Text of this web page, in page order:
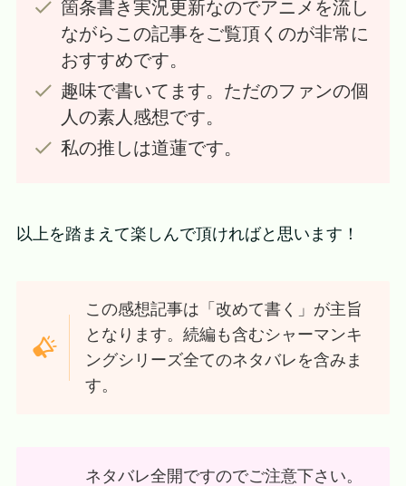
箇条書き実況更新なのでアニメを流し
ながらこの記事をご覧頂くのが非常に
おすすめです。
趣味で書いてます。ただのファンの個
人の素人感想です。
私の推しは道蓮です。
以上を踏まえて楽しんで頂ければと思います！
この感想記事は「改めて書く」が主旨
となります。続編も含むシャーマンキ
ングシリーズ全てのネタバレを含みま
す。
ネタバレ全開ですのでご注意下さい。